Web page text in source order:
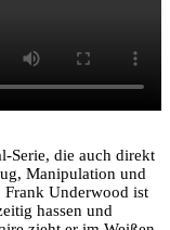
Serie, die auch direkt
Manipulation und
Frank Underwood ist
hassen und